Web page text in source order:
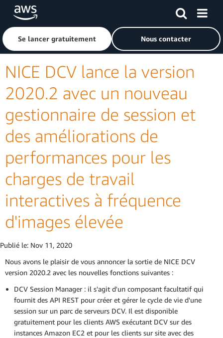
Passer au contenu principal
Cliquer ici pour revenir à la page d'accueil d'Amazon Web
Se lancer gratuitement Nous contacter
NICE DCV lance la version
2020.2 avec un nouveau
gestionnaire de session et
des améliorations de
performances pour les
charges de travail
interactives à fréquence
d'images élevée
Publié le: Nov 11, 2020
Nous avons le plaisir de vous annoncer la sortie de NICE DCV
version 2020.2 avec les nouvelles fonctions suivantes :
DCV Session Manager : il s'agit d'un composant facultatif qui
fournit des API REST pour créer et gérer le cycle de vie d'une
session sur un parc de serveurs DCV. Il est disponible
gratuitement pour les clients AWS exécutant DCV sur des
instances Amazon EC2 et pour les clients sur site avec des